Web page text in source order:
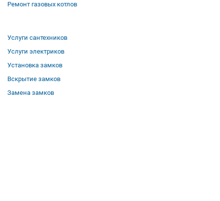
Ремонт газовых котлов
Услуги сантехников
Услуги электриков
Установка замков
Вскрытие замков
Замена замков